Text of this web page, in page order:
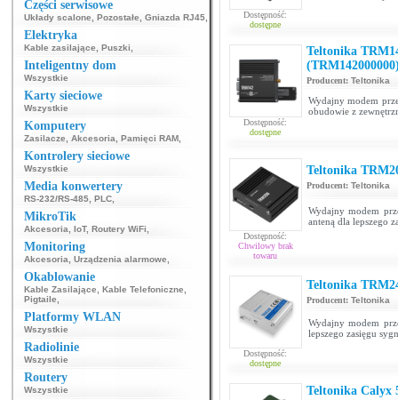
Części serwisowe
Układy scalone Pozostałe Gniazda RJ45
Elektryka
Kable zasilające Puszki
Inteligentny dom
Wszystkie
Karty sieciowe
Wszystkie
Komputery
Zasilacze Akcesoria Pamięci RAM
Kontrolery sieciowe
Wszystkie
Media konwertery
RS-232/RS-485 PLC
MikroTik
Akcesoria IoT, Routery WiFi
Monitoring
Akcesoria Urządzenia alarmowe
Okablowanie
Kable Zasilające Kable Telefoniczne
Pigtaile
Platformy WLAN
Wszystkie
Radiolinie
Wszystkie
Routery
Wszystkie
Dostępność:
dostępne
Dostępność:
dostępne
Teltonika
Producent: Teltonika
Wydajny modem
obudowie z
Dostępność:
Chwilowy brak
towaru
Teltonika
Producent: Teltonika
Wydajny modem
anteną dla lepszego
Dostępność:
dostępne
Teltonika
Producent: Teltonika
Wydajny modem
lepszego zasięgu
Teltonika Calyx